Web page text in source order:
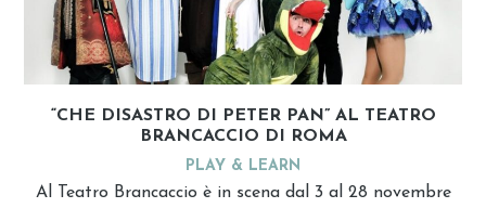
“CHE DISASTRO DI PETER PAN” AL TEATRO
BRANCACCIO DI ROMA
PLAY & LEARN
Al Teatro Brancaccio è in scena dal 3 al 28 novembre